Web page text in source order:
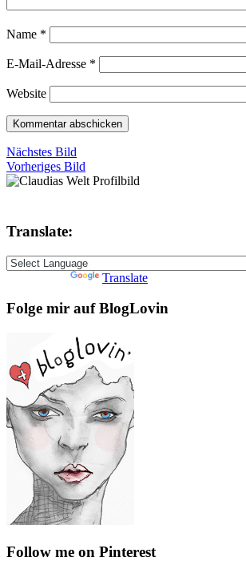
Name *
E-Mail-Adresse *
Website
Nächstes Bild
Vorheriges Bild
Translate:
Translate
Folge mir auf BlogLovin
Follow me on Pinterest